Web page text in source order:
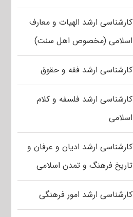
کارشناسی ارشد الهیات و معارف
اسلامی (مخصوص اهل سنت)
کارشناسی ارشد فقه و حقوق
کارشناسی ارشد فلسفه و کلام
اسلامی
کارشناسی ارشد ادیان و عرفان و
تاریخ فرهنگ و تمدن اسلامی
کارشناسی ارشد امور فرهنگی